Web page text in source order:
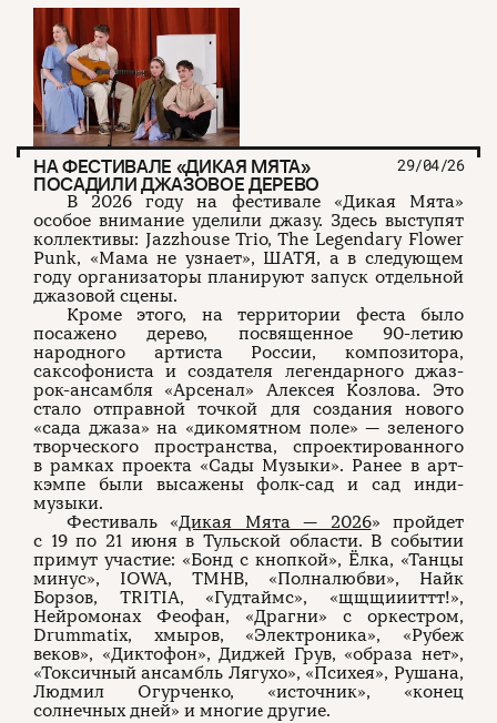
НА ФЕСТИВАЛЕ «ДИКАЯ МЯТА»
ПОСАДИЛИ ДЖАЗОВОЕ ДЕРЕВО
29/04/26
В 2026 году на фестивале «Дикая Мята»
особое внимание уделили джазу. Здесь выступят
коллективы: Jazzhouse Trio, The Legendary Flower
Punk, «Мама не узнает», ШАТЯ, а в следующем
году организаторы планируют запуск отдельной
джазовой сцены.
Кроме этого, на территории феста было
посажено дерево, посвященное 90-летию
народного артиста России, композитора,
саксофониста и создателя легендарного джаз-
рок-ансамбля «Арсенал» Алексея Козлова. Это
стало отправной точкой для создания нового
«сада джаза» на «дикомятном поле» — зеленого
творческого пространства, спроектированного
в рамках проекта «Сады Музыки». Ранее в арт-
кэмпе были высажены фолк-сад и сад инди-
музыки.
Фестиваль «Дикая Мята — 2026» пройдет
с 19 по 21 июня в Тульской области. В событии
примут участие: «Бонд с кнопкой», Ёлка, «Танцы
минус», IOWA, ТМНВ, «Полналюбви», Найк
Борзов, TRITIA, «Гудтаймс», «щщщиииттт!»,
Нейромонах Феофан, «Драгни» с оркестром,
Drummatix, хмыров, «Электроника», «Рубеж
веков», «Диктофон», Диджей Грув, «образа нет»,
«Токсичный ансамбль Лягухо», «Психея», Рушана,
Людмил Огурченко, «источник», «конец
солнечных дней» и многие другие.